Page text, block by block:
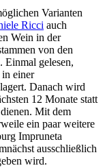
Varianten
Ricci auch
Wein in der
von den
Einmal gelesen,
in einer
Danach wird
12 Monate statt
Mit dem
ein paar weitere
Impruneta
ausschließlich
wird.